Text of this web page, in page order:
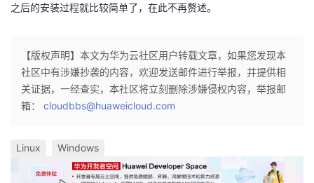
之后的安装过程就比较简单了，在此不再赘述。
【版权声明】本文为华为云社区用户转载文章，如果您发现本
社区中有涉嫌抄袭的内容，欢迎发送邮件进行举报，并提供相
关证据，一经查实，本社区将立刻删除涉嫌侵权内容，举报邮
箱： cloudbbs@huaweicloud.com
Linux Windows